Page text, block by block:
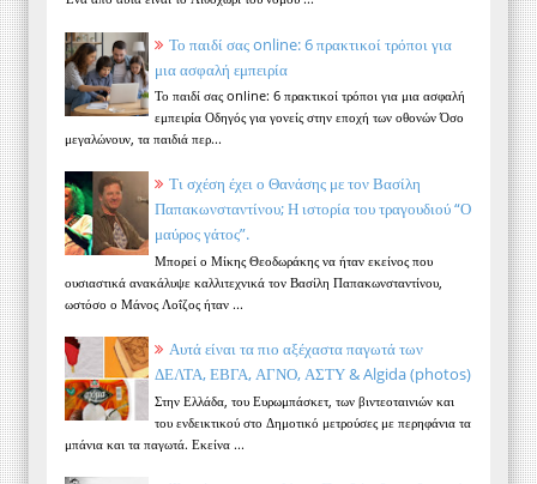
Το παιδί σας online: 6 πρακτικοί τρόποι για
μια ασφαλή εμπειρία
Το παιδί σας online: 6 πρακτικοί τρόποι για μια ασφαλή
εμπειρία Οδηγός για γονείς στην εποχή των οθονών Όσο
μεγαλώνουν, τα παιδιά περ...
Τι σχέση έχει ο Θανάσης με τον Βασίλη
Παπακωνσταντίνου; Η ιστορία του τραγουδιού “Ο
μαύρος γάτος”.
Μπορεί ο Μίκης Θεοδωράκης να ήταν εκείνος που
ουσιαστικά ανακάλυψε καλλιτεχνικά τον Βασίλη Παπακωνσταντίνου,
ωστόσο ο Μάνος Λοΐζος ήταν ...
Αυτά είναι τα πιο αξέχαστα παγωτά των
ΔΕΛΤΑ, ΕΒΓΑ, ΑΓΝΟ, ΑΣΤΥ & Algida (photos)
Στην Ελλάδα, του Ευρωμπάσκετ, των βιντεοταινιών και
του ενδεικτικού στο Δημοτικό μετρούσες με περηφάνια τα
μπάνια και τα παγωτά. Εκείνα ...